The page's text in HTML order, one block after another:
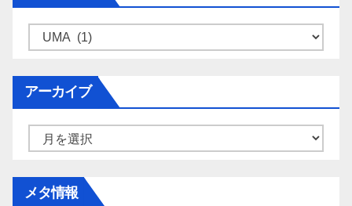
ー
アーカイブ
メタ情報